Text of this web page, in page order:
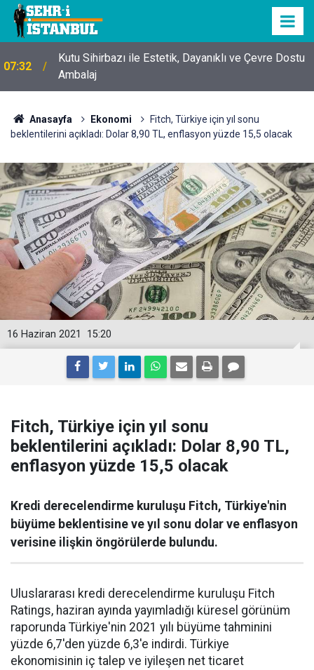
07:32
Kutu Sihirbazı ile Estetik, Dayanıklı ve Çevre Dostu
Ambalaj
Anasayfa Ekonomi
Fitch, Türkiye için yıl sonu
beklentilerini açıkladı: Dolar 8,90 TL, enflasyon yüzde 15,5 olacak
15:20
16 Haziran 2021
Fitch, Türkiye için yıl sonu
beklentilerini açıkladı: Dolar 8,90 TL,
enflasyon yüzde 15,5 olacak
Kredi derecelendirme kuruluşu Fitch, Türkiye'nin
büyüme beklentisine ve yıl sonu dolar ve enflasyon
verisine ilişkin öngörülerde bulundu.
Uluslararası kredi derecelendirme kuruluşu Fitch
Ratings, haziran ayında yayımladığı küresel görünüm
raporunda Türkiye'nin 2021 yılı büyüme tahminini
yüzde 6,7'den yüzde 6,3'e indirdi. Türkiye
ekonomisinin iç talep ve iyileşen net ticaret